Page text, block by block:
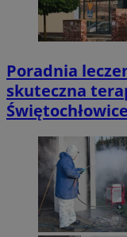
Poradnia
skuteczna
Świętochłowice